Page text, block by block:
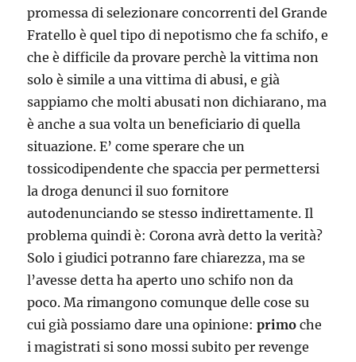
promessa di selezionare concorrenti del Grande
Fratello è quel tipo di nepotismo che fa schifo, e
che è difficile da provare perchè la vittima non
solo è simile a una vittima di abusi, e già
sappiamo che molti abusati non dichiarano, ma
è anche a sua volta un beneficiario di quella
situazione. E’ come sperare che un
tossicodipendente che spaccia per permettersi
la droga denunci il suo fornitore
autodenunciando se stesso indirettamente. Il
problema quindi è: Corona avrà detto la verità?
Solo i giudici potranno fare chiarezza, ma se
l’avesse detta ha aperto uno schifo non da
poco. Ma rimangono comunque delle cose su
cui già possiamo dare una opinione:primo che
i magistrati si sono mossi subito per revenge